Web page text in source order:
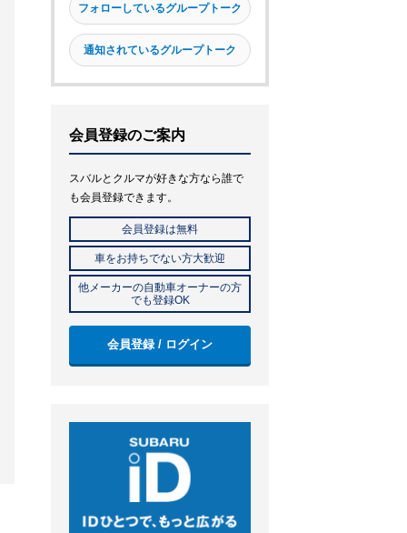
フォローしているグループトーク
通知されているグループトーク
会員登録のご案内
スバルとクルマが好きな方なら誰で
も会員登録できます。
会員登録は無料
車をお持ちでない方大歓迎
他メーカーの自動車オーナーの方
でも登録OK
会員登録 / ログイン